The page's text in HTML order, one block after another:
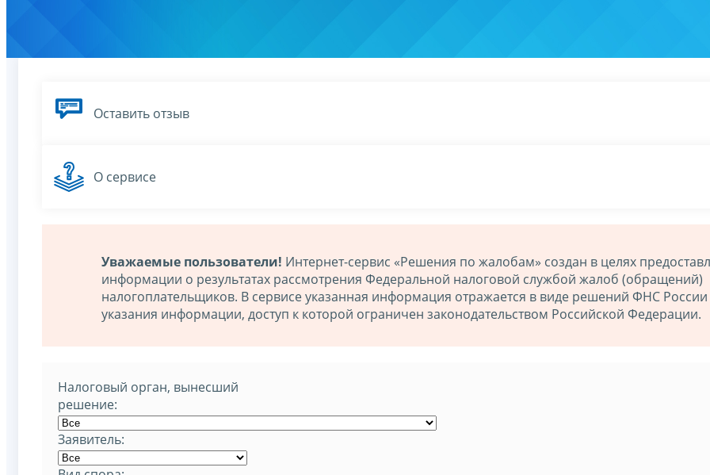
Оставить отзыв
О сервисе
Уважаемые пользователи! Интернет-сервис «Решения по жалобам» создан в целях
информации о результатах рассмотрения Федеральной налоговой службой жалоб (обращений)
налогоплательщиков. В сервисе указанная информация отражается в виде решений ФНС России
указания информации, доступ к которой ограничен законодательством Российской Федерации.
Налоговый орган, вынесший
решение:
Заявитель: